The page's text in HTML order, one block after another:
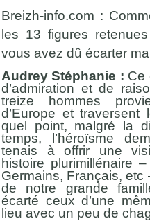
Breizh-info.com :
les 13 figures
vous avez dû écarter
Audrey Stéphanie : Ce
d’admiration et de
treize hommes
d’Europe et
quel point, malgré la
temps, l’héroïsme
tenais à offrir une
histoire plurimillénaire
Germains, Français,
de notre grande
écarté ceux d’une
lieu avec un peu de